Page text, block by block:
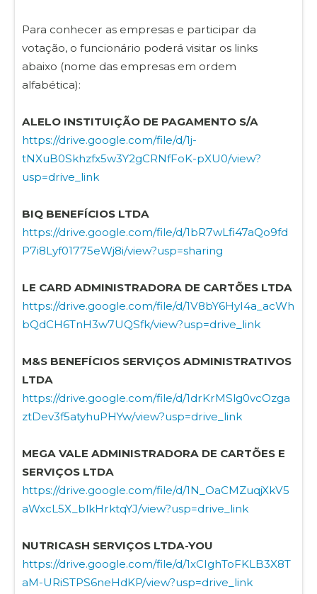
Para conhecer as empresas e participar da
votação, o funcionário poderá visitar os links
abaixo (nome das empresas em ordem
alfabética):
ALELO INSTITUIÇÃO DE PAGAMENTO S/A
https://drive.google.com/file/d/1j-
tNXuB0Skhzfx5w3Y2gCRNfFoK-pXU0/view?
usp=drive_link
BIQ BENEFÍCIOS LTDA
https://drive.google.com/file/d/1bR7wLfi47aQo9fd
P7i8Lyf01775eWj8i/view?usp=sharing
LE CARD ADMINISTRADORA DE CARTÕES LTDA
https://drive.google.com/file/d/1V8bY6HyI4a_acWh
bQdCH6TnH3w7UQSfk/view?usp=drive_link
M&S BENEFÍCIOS SERVIÇOS ADMINISTRATIVOS
LTDA
https://drive.google.com/file/d/1drKrMSlg0vcOzga
ztDev3f5atyhuPHYw/view?usp=drive_link
MEGA VALE ADMINISTRADORA DE CARTÕES E
SERVIÇOS LTDA
https://drive.google.com/file/d/1N_OaCMZuqjXkV5
aWxcL5X_blkHrktqYJ/view?usp=drive_link
NUTRICASH SERVIÇOS LTDA-YOU
https://drive.google.com/file/d/1xCIghToFKLB3X8T
aM-URiSTPS6neHdKP/view?usp=drive_link